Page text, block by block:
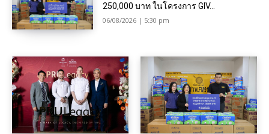
250,000 บาท ในโครงการ GIV...
06/08/2026 | 5:30 pm